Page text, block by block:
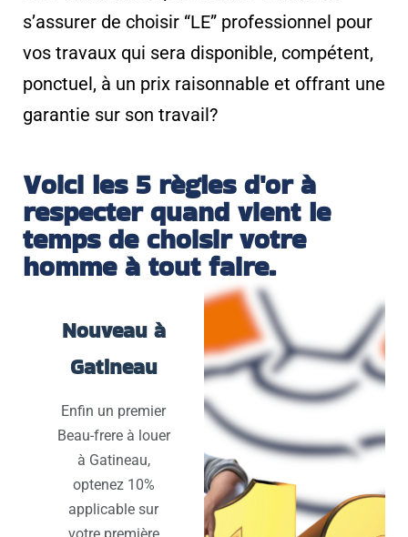
s’assurer de choisir “LE” professionnel pour
vos travaux qui sera disponible, compétent,
ponctuel, à un prix raisonnable et offrant une
garantie sur son travail?
Voici les 5 règles d'or à
respecter quand vient le
temps de choisir votre
homme à tout faire.
Nouveau à
Gatineau
Enfin un premier
Beau-frere à louer
à Gatineau,
optenez 10%
applicable sur